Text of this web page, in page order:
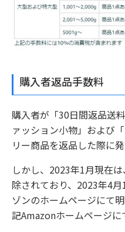
購入者返品手数料
購入者が「30日間返品送
ァッション小物」および
リー商品を返品した際に
しかし、2023年1月現在
除されており、2023年4
ゾンのホームページにて
記Amazonホームページに